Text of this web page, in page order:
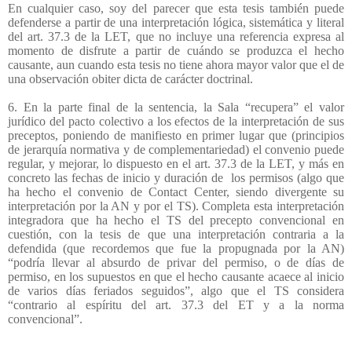
En cualquier caso, soy del parecer que esta tesis también puede
defenderse a partir de una interpretación lógica, sistemática y literal
del art. 37.3 de la LET, que no incluye una referencia expresa al
momento de disfrute a partir de cuándo se produzca el hecho
causante, aun cuando esta tesis no tiene ahora mayor valor que el de
una observación obiter dicta de carácter doctrinal.
6. En la parte final de la sentencia, la Sala “recupera” el valor
jurídico del pacto colectivo a los efectos de la interpretación de sus
preceptos, poniendo de manifiesto en primer lugar que (principios
de jerarquía normativa y de complementariedad) el convenio puede
regular, y mejorar, lo dispuesto en el art. 37.3 de la LET, y más en
concreto las fechas de inicio y duración de los permisos (algo que
ha hecho el convenio de Contact Center, siendo divergente su
interpretación por la AN y por el TS). Completa esta interpretación
integradora que ha hecho el TS del precepto convencional en
cuestión, con la tesis de que una interpretación contraria a la
defendida (que recordemos que fue la propugnada por la AN)
“podría llevar al absurdo de privar del permiso, o de días de
permiso, en los supuestos en que el hecho causante acaece al inicio
de varios días feriados seguidos”, algo que el TS considera
“contrario al espíritu del art. 37.3 del ET y a la norma
convencional”.